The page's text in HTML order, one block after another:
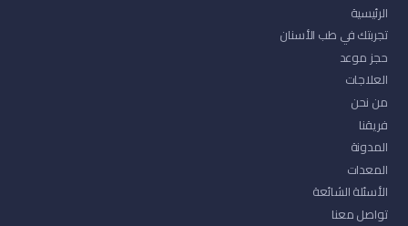
الرئيسية
تجربتك في طب الأسنان
حجز موعد
العلاجات
من نحن
فريقنا
المدونة
المعدات
الأسئلة الشائعة
تواصل معنا